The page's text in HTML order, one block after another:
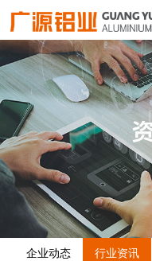
企业动态 行业资讯